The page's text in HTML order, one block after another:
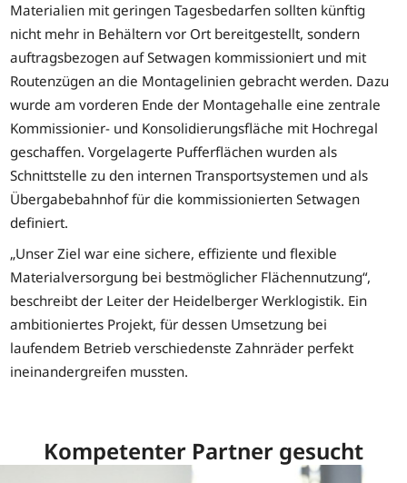
Materialien mit geringen Tagesbedarfen sollten künftig
nicht mehr in Behältern vor Ort bereitgestellt, sondern
auftragsbezogen auf Setwagen kommissioniert und mit
Routenzügen an die Montagelinien gebracht werden. Dazu
wurde am vorderen Ende der Montagehalle eine zentrale
Kommissionier- und Konsolidierungsfläche mit Hochregal
geschaffen. Vorgelagerte Pufferflächen wurden als
Schnittstelle zu den internen Transportsystemen und als
Übergabebahnhof für die kommissionierten Setwagen
definiert.
„Unser Ziel war eine sichere, effiziente und flexible
Materialversorgung bei bestmöglicher Flächennutzung“,
beschreibt der Leiter der Heidelberger Werklogistik. Ein
ambitioniertes Projekt, für dessen Umsetzung bei
laufendem Betrieb verschiedenste Zahnräder perfekt
ineinandergreifen mussten.
Kompetenter Partner gesucht